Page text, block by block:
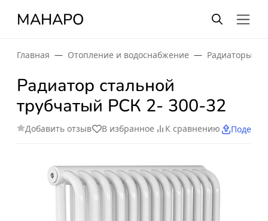
МАНАРО
Главная Отопление и водоснабжение Радиаторы
Радиатор стальной
трубчатый РСК 2- 300-32
Добавить отзыв В избранное К сравнению